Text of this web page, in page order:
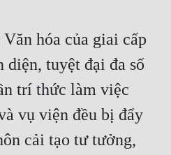
hóa của giai cấp
diện, tuyệt đại đa số
trí thức làm việc
vụ viện đều bị đẩy
cải tạo tư tưởng,